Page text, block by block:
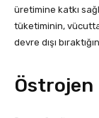
üretimine katkı
tüketiminin,
devre dışı
Östrojen